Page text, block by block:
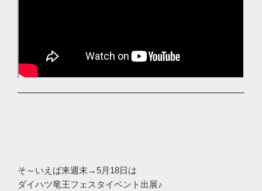
そ～いえば来週末→5月18日は
ダイハツ竜王フェスタイベント出展♪